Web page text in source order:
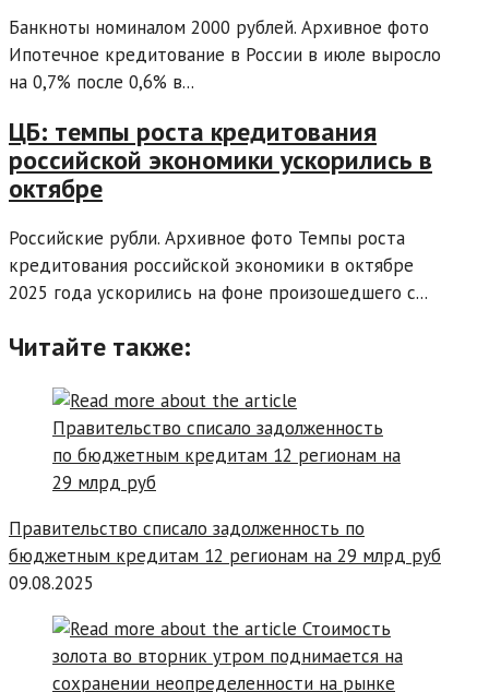
Банкноты номиналом 2000 рублей. Архивное фото
Ипотечное кредитование в России в июле выросло
на 0,7% после 0,6% в...
ЦБ: темпы роста кредитования
российской экономики ускорились в
октябре
Российские рубли. Архивное фото Темпы роста
кредитования российской экономики в октябре
2025 года ускорились на фоне произошедшего с...
Читайте также:
Правительство списало задолженность по
бюджетным кредитам 12 регионам на 29 млрд руб
09.08.2025